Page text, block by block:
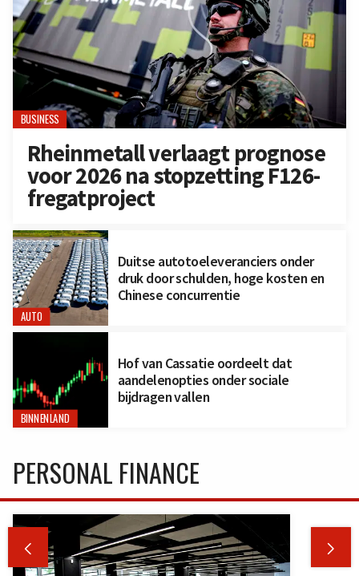
BUSINESS
Rheinmetall verlaagt prognose
voor 2026 na stopzetting F126-
fregatproject
AUTO
Duitse autotoeleveranciers onder
druk door schulden, hoge kosten en
Chinese concurrentie
BINNENLAND
Hof van Cassatie oordeelt dat
aandelenopties onder sociale
bijdragen vallen
PERSONAL FINANCE
 